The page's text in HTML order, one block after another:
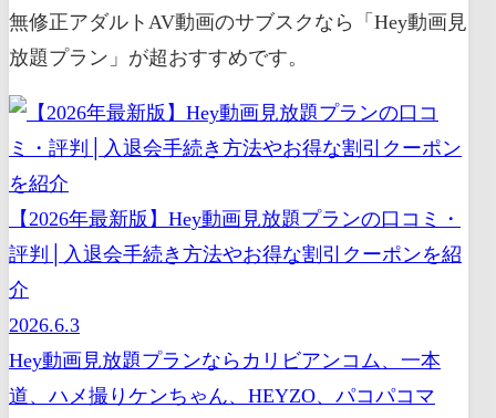
無修正アダルトAV動画のサブスクなら「Hey動画見
放題プラン」が超おすすめです。
【2026年最新版】Hey動画見放題プランの口コミ・
評判│入退会手続き方法やお得な割引クーポンを紹
介
2026.6.3
Hey動画見放題プランならカリビアンコム、一本
道、ハメ撮りケンちゃん、HEYZO、パコパコマ